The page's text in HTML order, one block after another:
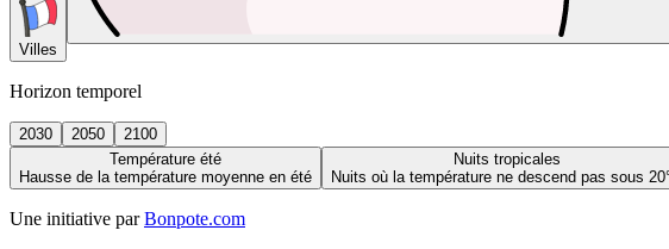
Villes
Horizon temporel
2030 2050
2100
Température été
Hausse de la température moyenne en été
Nuits tropicales
Nuits où la température ne descend pas sous
Une initiative par Bonpote.com